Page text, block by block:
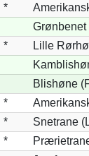
*
*
Lille
Blishøne
*
*
Snetrane
*